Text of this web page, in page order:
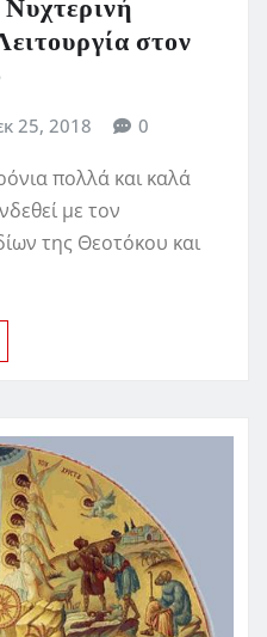
στον
25, 2018 0
πολλά και καλά
με τον
της Θεοτόκου και